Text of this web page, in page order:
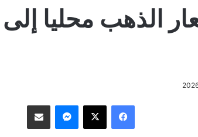
فيسبوك ‫X ماسنجر مشاركة عبر البريد